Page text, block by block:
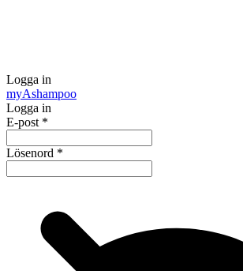
Logga in
myAshampoo
Logga in
E-post *
Lösenord *